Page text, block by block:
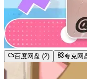
百度网盘 (2) 夸克网